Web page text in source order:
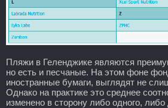
Пляжи в Геленджике являются
но есть и песчаные. На этом фоне
иностранные бумаги, выглядят не
Однако на практике это среднее
изменено в сторону либо одного, либо